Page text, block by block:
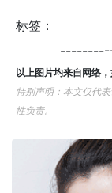
标签：
以上图片均来自网络
特别声明：本文仅代
性负责。